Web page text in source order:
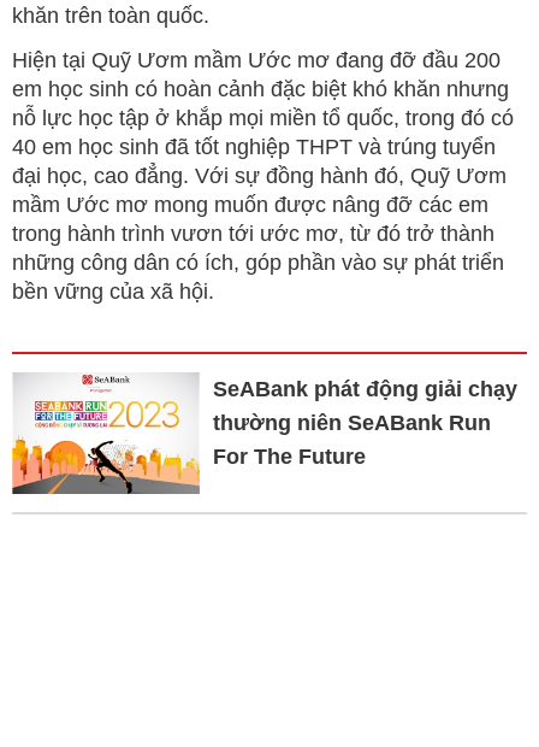
khăn trên toàn quốc.
Hiện tại Quỹ Ươm mầm Ước mơ đang đỡ đầu 200
em học sinh có hoàn cảnh đặc biệt khó khăn nhưng
nỗ lực học tập ở khắp mọi miền tổ quốc, trong đó có
40 em học sinh đã tốt nghiệp THPT và trúng tuyển
đại học, cao đẳng. Với sự đồng hành đó, Quỹ Ươm
mầm Ước mơ mong muốn được nâng đỡ các em
trong hành trình vươn tới ước mơ, từ đó trở thành
những công dân có ích, góp phần vào sự phát triển
bền vững của xã hội.
SeABank phát động giải chạy
thường niên SeABank Run
For The Future